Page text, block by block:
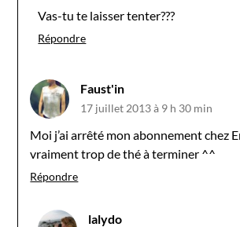
Vas-tu te laisser tenter???
Répondre
Faust'in
17 juillet 2013 à 9 h 30 min
Moi j’ai arrêté mon abonnement chez
vraiment trop de thé à terminer ^^
Répondre
lalydo